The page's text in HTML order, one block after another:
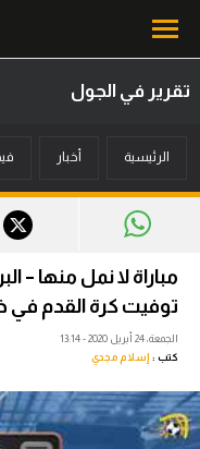
أخبار
ميركاتو
فانتازي في الجول
مسابقة التوقعات
فيديوهات
تقرير في الجول
الرئيسية أخبار
توفيت كرة القدم في
الجمعة، 24 أبريل 2020 - 13:14
كتب : إسلام مجدي